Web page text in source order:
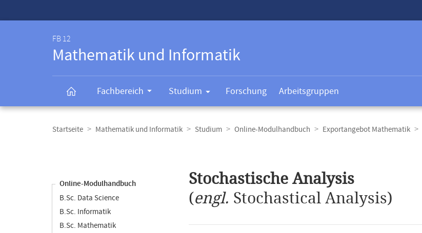
FB 12
Mathematik und Informatik
Fachbereich Studium Forschung Arbeitsgruppen
Navigation
Startseite Mathematik und Informatik Studium Online-Modulhandbuch Exportangebot Mathematik
Online-Modulhandbuch
B.Sc. Data Science
B.Sc. Informatik
B.Sc. Mathematik
Stochastische Analysis
(engl. Stochastical Analysis)